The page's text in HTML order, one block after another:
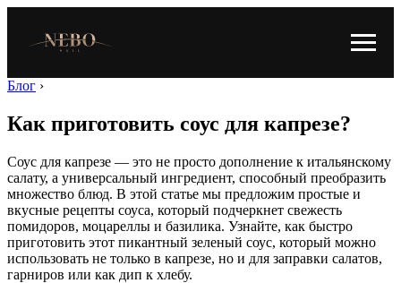
Блог ›
Как приготовить соус для капрезе?
Соус для капрезе — это не просто дополнение к итальянскому
салату, а универсальный ингредиент, способный преобразить
множество блюд. В этой статье мы предложим простые и
вкусные рецепты соуса, который подчеркнет свежесть
помидоров, моцареллы и базилика. Узнайте, как быстро
приготовить этот пикантный зеленый соус, который можно
использовать не только в капрезе, но и для заправки салатов,
гарниров или как дип к хлебу.